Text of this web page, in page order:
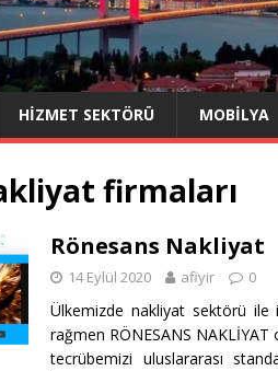
HIZMET SEKTÖRÜ MOBILYA
firmaları
Rönesans Nakliyat
14 Eylül 2020 afiyir 0
Ülkemizde nakliyat sektörü ile
rağmen RÖNESANS
tecrübemizi uluslararası